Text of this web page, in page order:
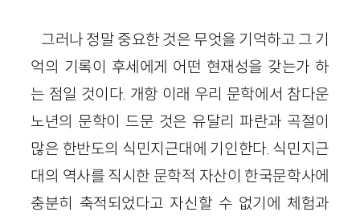
그러나 정말 중요한 것은 무엇을 기억하고 그 기
억의 기록이 후세에게 어떤 현재성을 갖는가 하
는 점일 것이다. 개항 이래 우리 문학에서 참다운
노년의 문학이 드문 것은 유달리 파란과 곡절이
많은 한반도의 식민지근대에 기인한다. 식민지근
대의 역사를 직시한 문학적 자산이 한국문학사에
충분히 축적되었다고 자신할 수 없기에 체험과